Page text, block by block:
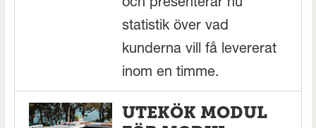
och presenterar nu
statistik över vad
kunderna vill få levererat
inom en timme.
UTEKÖK MODUL